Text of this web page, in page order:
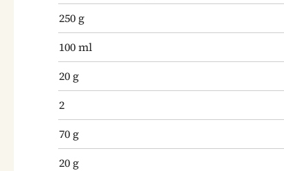
250 g
100ml
20 g
2
70 g
20 g